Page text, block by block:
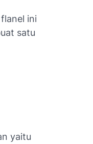
ini
satu
yaitu